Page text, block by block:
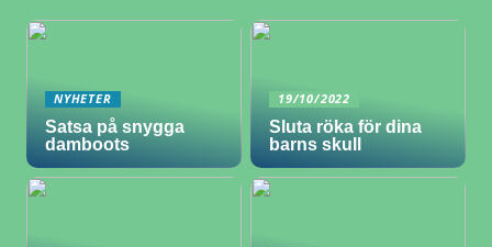
NYHETER
Satsa på snygga
damboots
19/10/2022
Sluta röka för dina
barns skull